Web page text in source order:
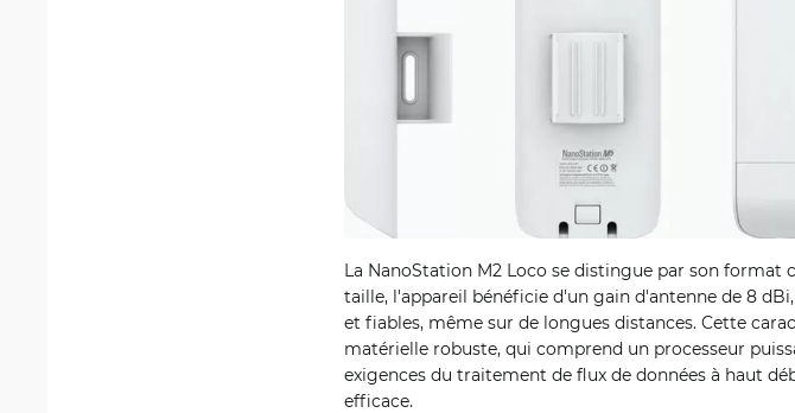
La NanoStation M2 Loco se distingue par son
taille, l'appareil bénéficie d'un gain d'antenne de 8
et fiables, même sur de longues distances. Cette
matérielle robuste, qui comprend un processeur
exigences du traitement de flux de données à haut
efficace.